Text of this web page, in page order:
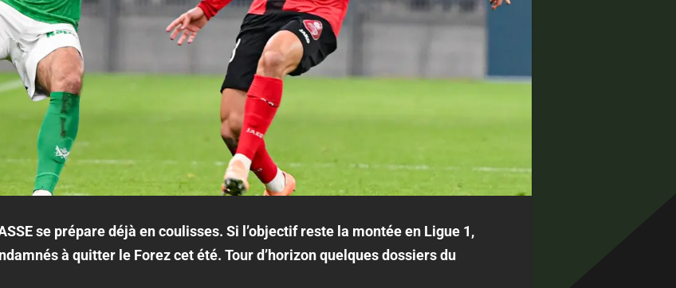
se prépare déjà en coulisses. Si l’objectif reste la montée en Ligue 1,
à quitter le Forez cet été. Tour d’horizon quelques dossiers du